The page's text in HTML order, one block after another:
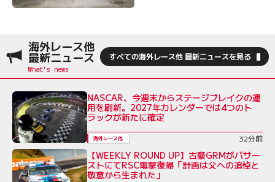
海外レース他
最新ニュース すべての海外レース他 最新ニュースを見る
NASCAR、今週末からステージブレイクの運
用を刷新。2027年カレンダーでは4つのト
ラックが新たに確定
海外レース他 32分前
【WEEKLY ROUND UP】古豪GRMがバサー
ストにてRSC電撃復帰「計画は父への追悼と
敬意から生まれた」